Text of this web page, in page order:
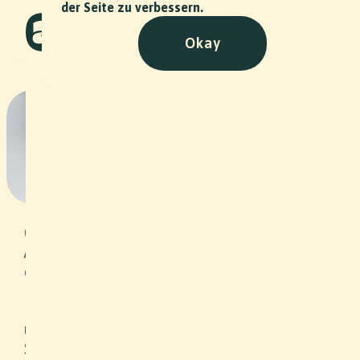
der Seite zu verbessern.
Okay
Chance“ vergibt die Stiftung
Arbeitsrappen zinslose Darlehen an
erwerbslose oder von
unterstützt sie so beim Schritt in die
Selbständigkeit. Zusätzlich werden die